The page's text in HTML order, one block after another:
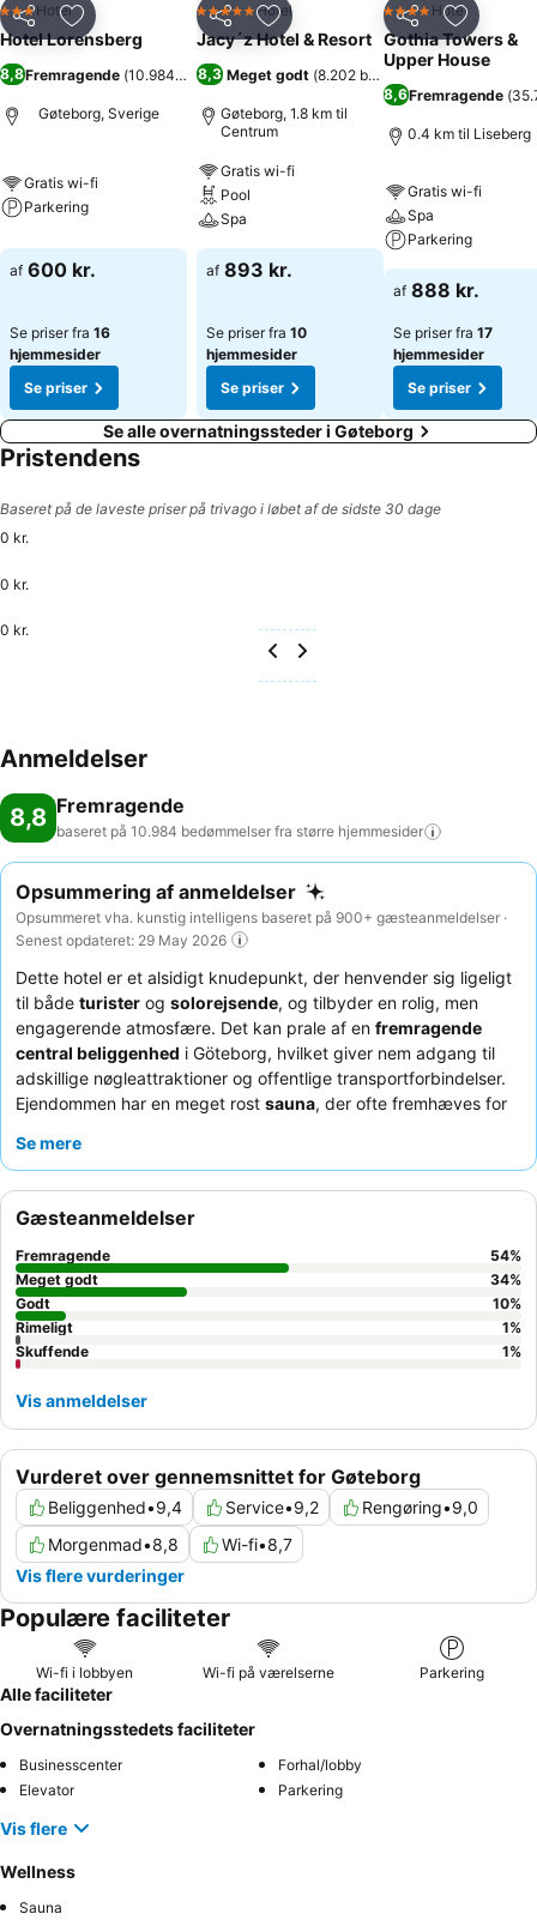
Del Føj til favoritter
3 Stjerner
Hotel
Hotel Lorensberg
8,8Fremragende (10.984 bedømmelser)
Gøteborg, Sverige
Gratis wi-fi
Parkering
af 600 kr.
Se priser fra 16
hjemmesider
Se priser
Del Føj til favoritter
5 StjernerHotel
Jacy´z Hotel & Resort
8,3 Meget godt (8.202 bedømmelser
Gøteborg, 1.8 km til
Centrum
Gratis wi-fi
Pool
Spa
af 893 kr.
Se priser fra 10
hjemmesider
Se priser
Del Føj til
4 StjernerHotel
Gothia Towers &
Upper House
8,6Fremragende (
0.4 km til Liseberg
Gratis wi-fi
Spa
Parkering
af 888 kr.
Se priser fra 17
hjemmesider
Se priser
Se alle overnatningssteder i Gøteborg
Pristendens
Baseret på de laveste priser på trivago i løbet af de sidste 30 dage
0 kr.
0 kr.
0 kr.
Anmeldelser
8,8 Fremragende
baseret på 10.984 bedømmelser fra større hjemmesider
Opsummering af anmeldelser
Opsummeret vha. kunstig intelligens baseret på 900+ gæsteanmeldelser ·
Senest opdateret: 29 May 2026
Dette hotel er et alsidigt knudepunkt, der henvender sig ligeligt
til både turister og solorejsende, og tilbyder en rolig, men
engagerende atmosfære. Det kan prale af en fremragende
central beliggenhed i Göteborg, hvilket giver nem adgang til
adskillige nøgleattraktioner og offentlige transportforbindelser.
Ejendommen har en meget rost sauna, der ofte fremhæves for
konsekvent hotellets personale for deres enestående venlighed
unik oplevelse kan du overveje at benytte dig af de
cykeludlejninger
Se mere
Vurderet over gennemsnittet for Gøteborg
Beliggenhed•9,4 Service•9,2 Rengøring•9,0
Morgenmad•8,8 Wi-fi•8,7
Vis flere vurderinger
Gæsteanmeldelser
Fremragende 54%
Meget godt
34%
Godt
10%
Rimeligt
1%
Skuffende
1%
Vis anmeldelser
Populære faciliteter
Wi-fi i lobbyen Wi-fi på værelserne Parkering
Alle faciliteter
Overnatningsstedets faciliteter
Businesscenter
Forhal/lobby
Elevator
Parkering
Vis flere
Wellness
Sauna